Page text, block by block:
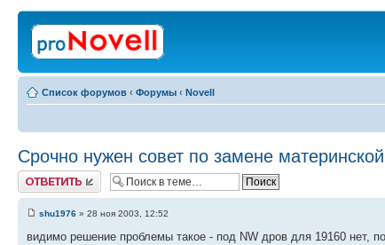
Список форумов ‹ Форумы ‹ Novell
Срочно нужен совет по замене
Ответить
shu1976 » 28 ноя 2003, 12:52
видимо решение проблемы такое - под NW дров для 19160 нет,